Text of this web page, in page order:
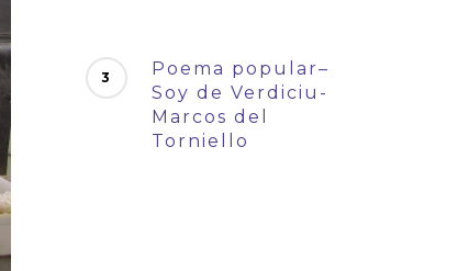
Poema popular–
Soy de Verdiciu-
Marcos del
Torniello